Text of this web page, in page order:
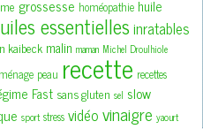
grossesse homéopathie huile
essentiellesinratables
kaibeck malin maman Michel Droulhiole
ménage peau recette recettes
Fast sans gluten sel slow
sport stress vidéovinaigre yaourt